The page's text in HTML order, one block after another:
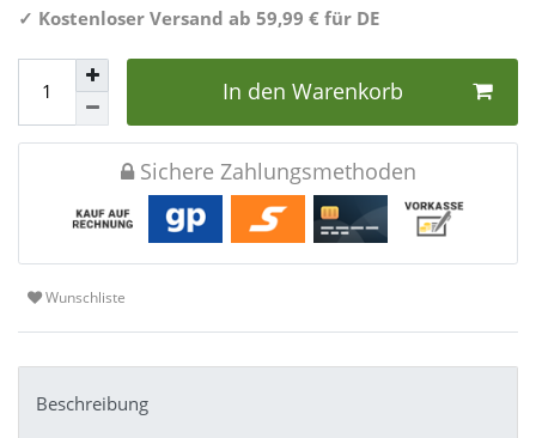
✓ Kostenloser Versand ab 59,99 € für DE
In den Warenkorb
Sichere Zahlungsmethoden
Wunschliste
Beschreibung